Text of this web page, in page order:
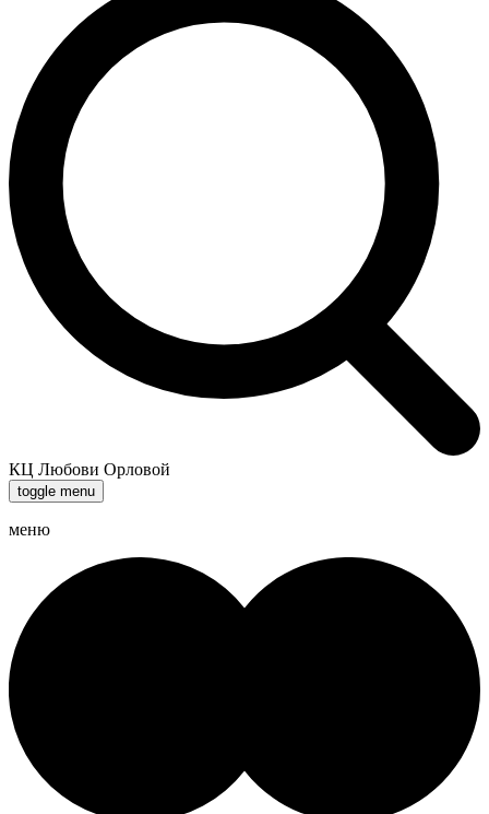
КЦ Любови Орловой
toggle menu
меню